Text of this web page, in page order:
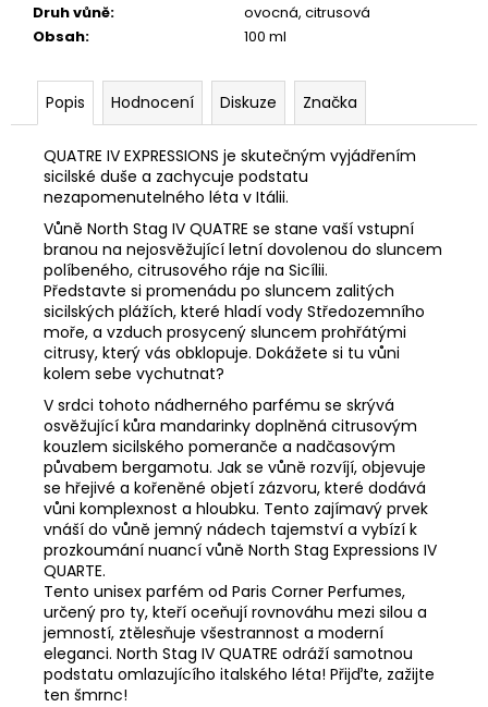
Druh vůně:
ovocná, citrusová
Obsah: 100 ml
Popis Hodnocení Diskuze Značka
QUATRE IV EXPRESSIONS je skutečným vyjádřením
sicilské duše a zachycuje podstatu
nezapomenutelného léta v Itálii.
Vůně North Stag IV QUATRE se stane vaší vstupní
branou na nejosvěžující letní dovolenou do sluncem
políbeného, citrusového ráje na Sicílii.
Představte si promenádu po sluncem zalitých
sicilských plážích, které hladí vody Středozemního
moře, a vzduch prosycený sluncem prohřátými
citrusy, který vás obklopuje. Dokážete si tu vůni
kolem sebe vychutnat?
V srdci tohoto nádherného parfému se skrývá
osvěžující kůra mandarinky doplněná citrusovým
kouzlem sicilského pomeranče a nadčasovým
půvabem bergamotu. Jak se vůně rozvíjí, objevuje
se hřejivé a kořeněné objetí zázvoru, které dodává
vůni komplexnost a hloubku. Tento zajímavý prvek
vnáší do vůně jemný nádech tajemství a vybízí k
prozkoumání nuancí vůně North Stag Expressions IV
QUARTE.
Tento unisex parfém od Paris Corner Perfumes,
určený pro ty, kteří oceňují rovnováhu mezi silou a
jemností, ztělesňuje všestrannost a moderní
eleganci. North Stag IV QUATRE odráží samotnou
podstatu omlazujícího italského léta! Přijďte, zažijte
ten šmrnc!